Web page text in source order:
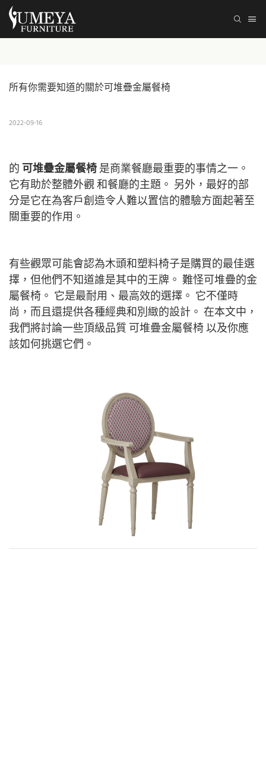
所有你需要知道的關於可堆疊金屬餐椅
2022-09-16
的 可堆疊金屬餐椅 是商業餐廳最重要的事情之一。
它有助於整體外觀 和餐廳的主題。 另外，最好的部
分是它在為客戶創造令人難以置信的體驗方面起著至
關重要的作用。
有些觀眾可能會認為木頭和塑料椅子是購買的最佳選
擇，但他們不知道誰是其中的王牌。 難怪可堆疊的金
屬餐椅。 它是最耐用、最高效的選擇。 它不僅時
尚，而且還提供各種經典和別緻的設計。 在本文中，
我們將討論一些頂級品質 可堆疊金屬餐椅 以及你應
該如何挑選它們。